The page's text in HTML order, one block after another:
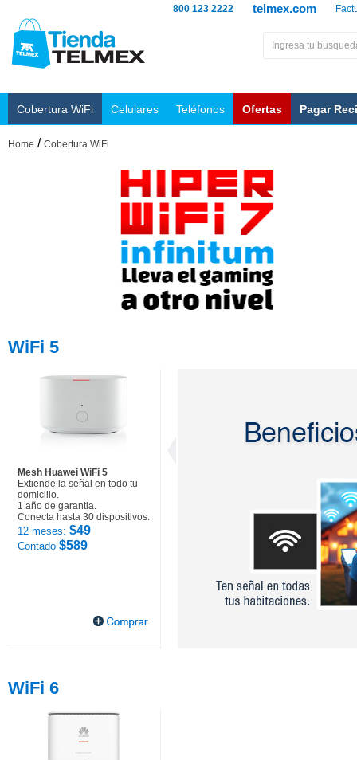
telmex.com
800 123 2222
Cobertura WiFi Celulares Teléfonos Ofertas Pagar
Home / Cobertura WiFi
WiFi 5
Mesh Huawei WiFi 5
Extiende la señal en todo tu
domicilio.
1 año de garantia.
Conecta hasta 30 dispositivos.
12 meses: $49
Contado $589
WiFi 6